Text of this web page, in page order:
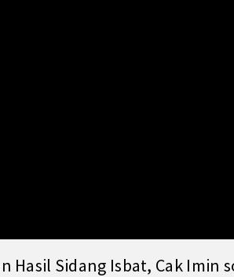
Hasil Sidang Isbat, Cak Imin